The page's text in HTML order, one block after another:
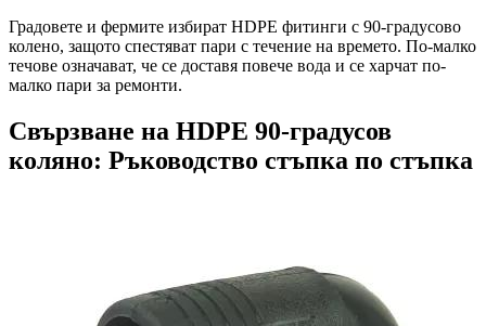
Градовете и фермите избират HDPE фитинги с 90-градусово
колено, защото спестяват пари с течение на времето. По-малко
течове означават, че се доставя повече вода и се харчат по-
малко пари за ремонти.
Свързване на HDPE 90-градусов
коляно: Ръководство стъпка по стъпка